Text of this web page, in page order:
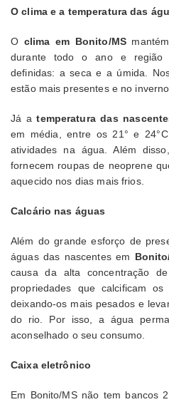
O clima e a temperatura das
O clima em Bonito/MS
durante todo o ano e região
definidas: a seca e a úmida.
estão mais presentes e no
Já atemperatura das
em média, entre os 21° e
atividades na água. Além
fornecem roupas de neoprene
aquecido nos dias mais frios.
Calcário nas águas
Além do grande esforço de
águas das nascentes em
causa da alta concentração
propriedades que calcificam
deixando-os mais pesados e
do rio. Por isso, a água
aconselhado o seu consumo.
Caixa eletrônico
Em Bonito/MS não tem bancos